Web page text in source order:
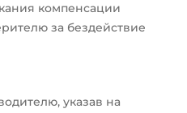
компенсации
за бездействие
указав на